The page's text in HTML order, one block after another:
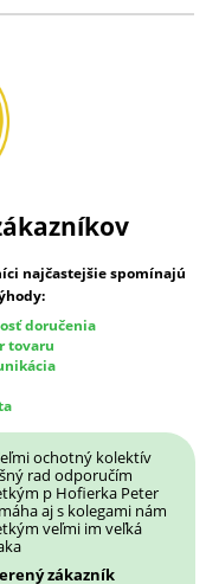
najčastejšie spomínajú
doručenia
tovaru
ochotný kolektív
rad odporučím
p Hofierka Peter
aj s kolegami nám
veľmi im veľká
zákazník